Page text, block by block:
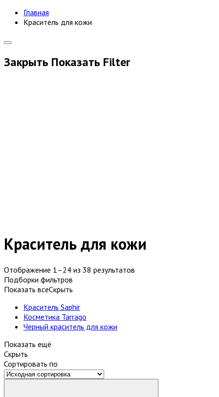
Главная
Краситель для кожи
Закрыть Показать Filter
Краситель для кожи
Отображение 1–24 из 38 результатов
Подборки фильтров
Показать всеСкрыть
Краситель Saphir
Косметика Tarrago
Черный краситель для кожи
Показать ещё
Скрыть
Сортировать по